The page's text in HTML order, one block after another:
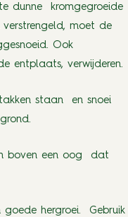
dunne kromgegroeide
moet de
Ook
entplaats, verwijderen.
staan en snoei
boven een oog dat
hergroei. Gebruik